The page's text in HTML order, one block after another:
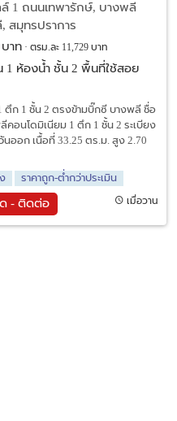
1 ถนนเทพารักษ์, บางพลี
สมุทรปราการ
าท ตรม.ละ 11,729 บาท
1 ห้องน้ำ ชั้น 2 พื้นที่ใช้สอย
ตึก 1 ชั้น 2 ตรงข้ามบิ๊กซี บางพลี ชื่อ
คอนโดมิเนียม 1 ตึก 1 ชั้น 2 ระเบียง
นออก เนื้อที่ 33.25 ตร.ม. สูง 2.70
ราคาถูก-ต่ำกว่าประเมิน
ด - ติดต่อ เมื่อวาน